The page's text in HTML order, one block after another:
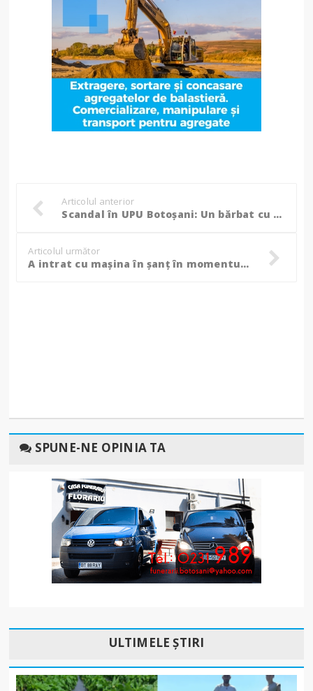
Articolul anterior
Scandal în UPU Botoșani: Un bărbat cu o lovitură la cap a distrus o imprimantă!
Articolul următor
A intrat cu mașina în șanț în momentul în care polițistul i-a făcut semn să tragă pe dreapta!
SPUNE-NE OPINIA TA
ULTIMELE ȘTIRI